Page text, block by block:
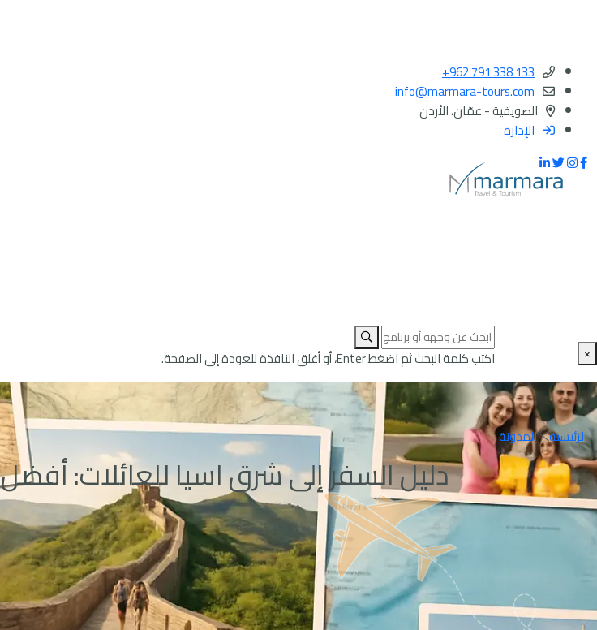
+962 791 338 133
info@marmara-tours.com
الصويفية - عمّان، الأردن
الإدارة
× اكتب كلمة البحث ثم اضغط Enter، أو أغلق النافذة للعودة إلى الصفحة.
الرئيسية المدونة
دليل السفر إلى شرق اسيا للعائلات: